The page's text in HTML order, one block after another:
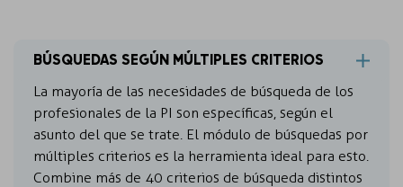
BÚSQUEDAS SEGÚN MÚLTIPLES CRITERIOS
La mayoría de las necesidades de búsqueda de los
profesionales de la PI son específicas, según el
asunto del que se trate. El módulo de búsquedas por
múltiples criterios es la herramienta ideal para esto.
Combine más de 40 criterios de búsqueda distintos